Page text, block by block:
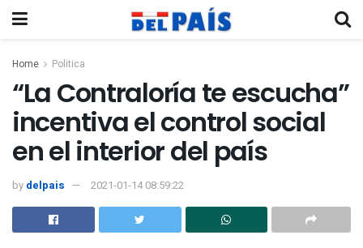
Home Politica
“La Contraloría te escucha”
incentiva el control social
en el interior del país
by delpais 2021-01-14 08:59:22